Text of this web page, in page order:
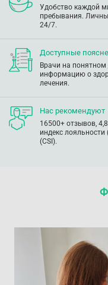
Удобство каждой
пребывания.
24/7.
Доступные
Врачи на
информацию о
лечения.
Нас рекомендуют
16500+ отзывов,
индекс лояльности
(CSI).